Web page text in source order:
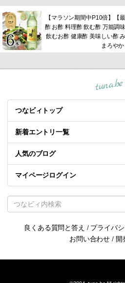
【マラソン期間中P10倍】【
酢 お酢 料理酢 飲む酢 万能調
飲むお酢 健康酢 美味しい酢
まろや
tuna.be
つなビィトップ
新着エントリ一覧
人気のブログ
マイページログイン
良くある質問と答え / プライバ
お問い合わせ / 開